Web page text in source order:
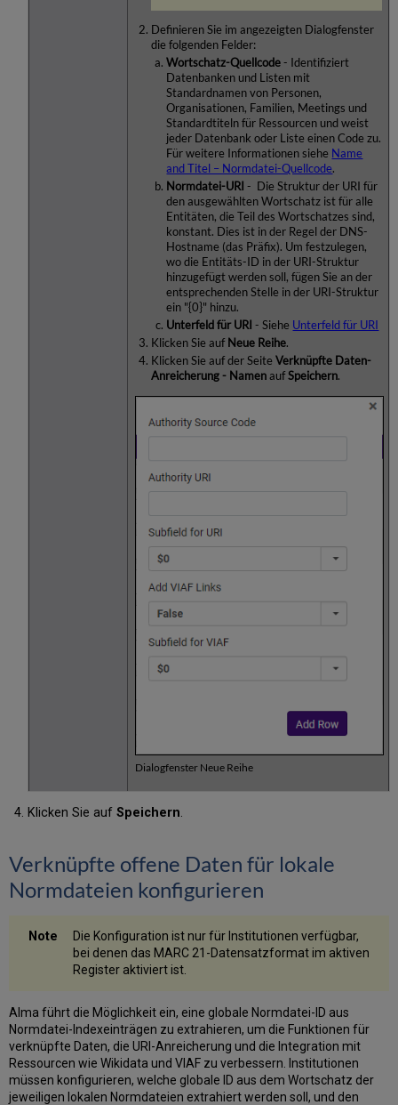
Definieren Sie im angezeigten Dialogfenster
die folgenden Felder:
Wortschatz-Quellcode - Identifiziert
Datenbanken und Listen mit
Standardnamen von Personen,
Organisationen, Familien, Meetings und
Standardtiteln für Ressourcen und weist
jeder Datenbank oder Liste einen Code zu.
Für weitere Informationen siehe Name
and Titel – Normdatei-Quellcode.
Normdatei-URI - Die Struktur der URI für
den ausgewählten Wortschatz ist für alle
Entitäten, die Teil des Wortschatzes sind,
konstant. Dies ist in der Regel der DNS-
Hostname (das Präfix). Um festzulegen,
wo die Entitäts-ID in der URI-Struktur
hinzugefügt werden soll, fügen Sie an der
entsprechenden Stelle in der URI-Struktur
ein "{0}" hinzu.
Unterfeld für URI - Siehe Unterfeld für URI
Klicken Sie auf Neue Reihe.
Klicken Sie auf der Seite Verknüpfte Daten-
Anreicherung - Namenauf Speichern.
Dialogfenster Neue Reihe
Klicken Sie auf Speichern.
Verknüpfte offene Daten für lokale
Normdateien konfigurieren
Die Konfiguration ist nur für Institutionen verfügbar,
bei denen das MARC 21-Datensatzformat im aktiven
Register aktiviert ist.
Alma führt die Möglichkeit ein, eine globale Normdatei-ID aus
Normdatei-Indexeinträgen zu extrahieren, um die Funktionen für
verknüpfte Daten, die URI-Anreicherung und die Integration mit
Ressourcen wie Wikidata und VIAF zu verbessern. Institutionen
müssen konfigurieren, welche globale ID aus dem Wortschatz der
jeweiligen lokalen Normdateien extrahiert werden soll, und den